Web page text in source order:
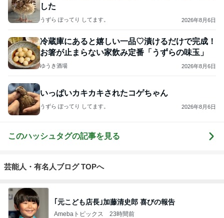
した
うずら ぽってり してます。 2026年8月6日
冷蔵庫にあると嬉しい一品♡漬けるだけで完成！
お箸が止まらない家飲み定番「うずらの味玉」
ゆうき酒場 2026年8月6日
いっぱいカキカキされたコゲちゃん
うずら ぽってり してます。 2026年8月6日
このハッシュタグの記事を見る
芸能人・有名人ブログ TOPへ
｢元こども店長｣加藤清史郎 喜びの報告
Amebaトピックス 23時間前